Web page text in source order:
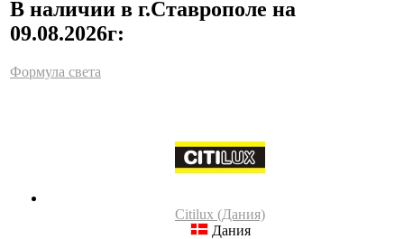
В наличии в г.Ставрополе на
09.08.2026г:
Формула света
Citilux (Дания)
Дания